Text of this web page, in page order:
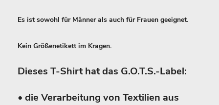
Es ist sowohl für Männer als auch für Frauen geeignet.
Kein Größenetikett im Kragen.
Dieses T-Shirt hat das G.O.T.S.-Label:
• die Verarbeitung von Textilien aus